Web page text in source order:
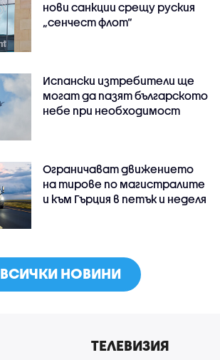
нови санкции срещу руския
„сенчест флот“
Испански изтребители ще
могат да пазят българското
небе при необходимост
Ограничават движението
на тирове по магистралите
и към Гърция в петък и неделя
ВСИЧКИ НОВИНИ
ТЕЛЕВИЗИЯ